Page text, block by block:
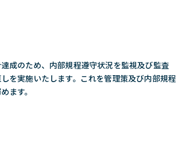
成のため、内部規程遵守状況を監視及び監査
を実施いたします。これを管理策及び内部規程
ます。